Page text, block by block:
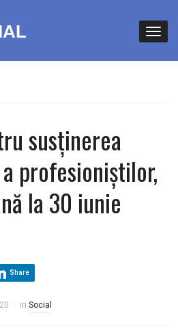
susținerea
profesioniștilor,
la 30 iunie
Share
in Social